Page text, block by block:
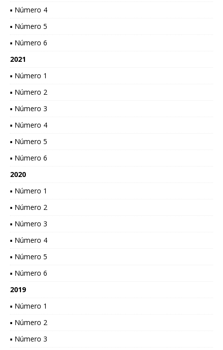
▪ Número 4
▪ Número 5
▪ Número 6
2021
▪ Número 1
▪ Número 2
▪ Número 3
▪ Número 4
▪ Número 5
▪ Número 6
2020
▪ Número 1
▪ Número 2
▪ Número 3
▪ Número 4
▪ Número 5
▪ Número 6
2019
▪ Número 1
▪ Número 2
▪ Número 3